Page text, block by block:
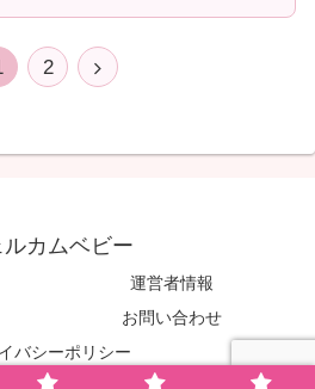
2
次
ルカムベビー
運営者情報
お問い合わせ
バシーポリシー